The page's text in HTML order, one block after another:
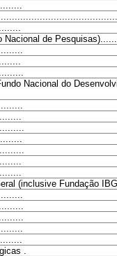
Nacional de
Nacional do
(inclusive Fundação
.